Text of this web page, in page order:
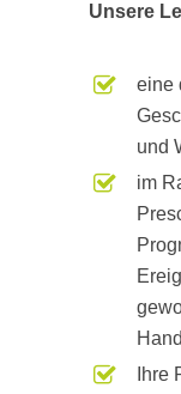
Unsere
eine
und
im
Ihre